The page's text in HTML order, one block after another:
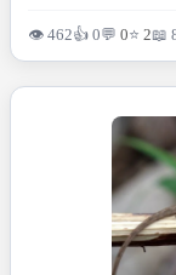
👁 462👍 0💬 0⭐ 2📖